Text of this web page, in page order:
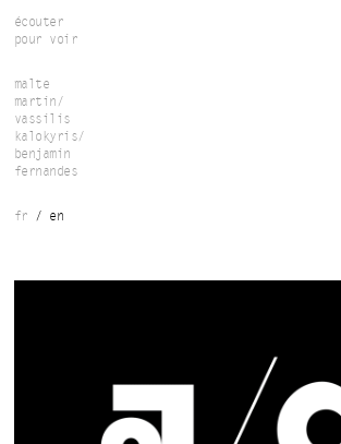
écouter
pour voir
malte
martin/
vassilis
kalokyris/
benjamin
fernandes
fr en